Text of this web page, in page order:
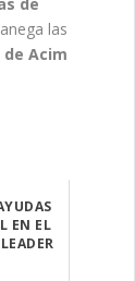
las
Acim
EN EL